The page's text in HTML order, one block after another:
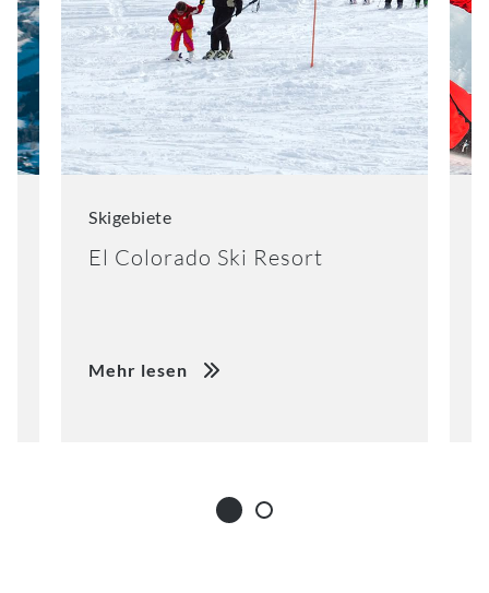
Skigebiete
El Colorado Ski Resort
Mehr lesen